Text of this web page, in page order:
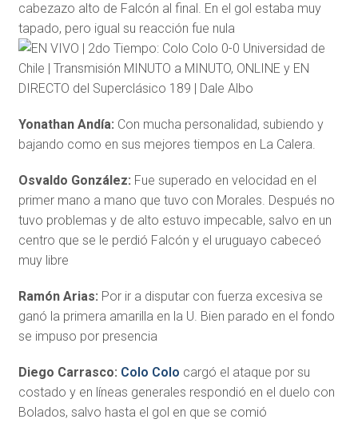
cabezazo alto de Falcón al final. En el gol estaba muy
tapado, pero igual su reacción fue nula
Yonathan Andía: Con mucha personalidad, subiendo y
bajando como en sus mejores tiempos en La Calera.
Osvaldo González: Fue superado en velocidad en el
primer mano a mano que tuvo con Morales. Después no
tuvo problemas y de alto estuvo impecable, salvo en un
centro que se le perdió Falcón y el uruguayo cabeceó
muy libre
Ramón Arias: Por ir a disputar con fuerza excesiva se
ganó la primera amarilla en la U. Bien parado en el fondo
se impuso por presencia
Diego Carrasco: Colo Colo cargó el ataque por su
costado y en líneas generales respondió en el duelo con
Bolados, salvo hasta el gol en que se comió